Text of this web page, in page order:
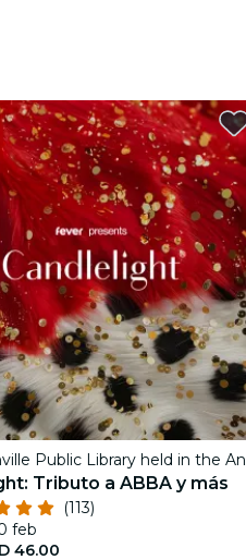
Tributo a ABBA y más
(113)
feb
46.00